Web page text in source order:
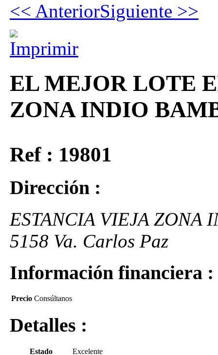
<< AnteriorSiguiente >>
EL MEJOR LOTE
ZONA INDIO
Ref : 19801
Dirección :
ESTANCIA VIEJA ZONA
5158 Va. Carlos Paz
Información financiera :
Precio Consúltanos
Detalles :
Estado
Excelente